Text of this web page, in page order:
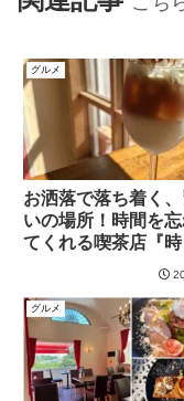
グルメ
お洒落で落ち着く
いの場所！時間を
てくれる喫茶店『時
グルメ